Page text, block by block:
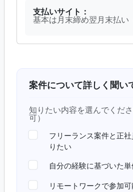
支払いサイト：
基本は月末締め翌月末払い
案件について詳しく聞い
知りたい内容を選んでくだ
可）
フリーランス案件と正
りたい
自分の経験に基づいた
リモートワークで参加